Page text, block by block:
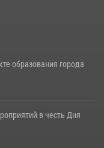
образования города
в честь Дня